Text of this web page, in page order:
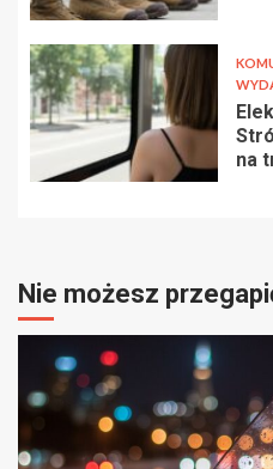
na
Nie możesz